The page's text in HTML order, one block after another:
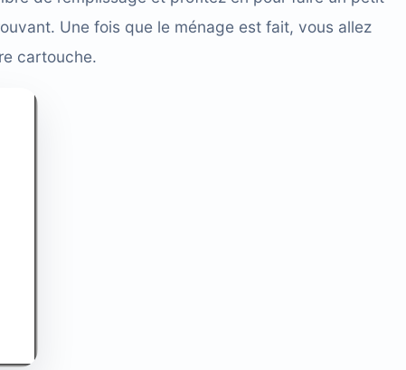
Une fois que le ménage est fait, vous allez
cartouche.